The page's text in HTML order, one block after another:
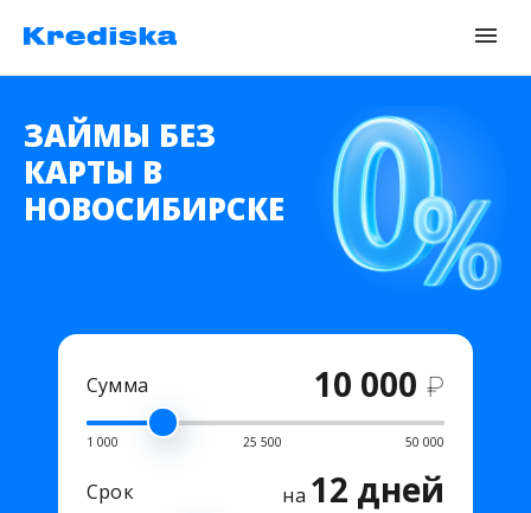
ЗАЙМЫ БЕЗ
КАРТЫ В
НОВОСИБИРСКЕ
Сумма 10 000 ₽
1 000 25 500 50 000
Срок на 12 дней